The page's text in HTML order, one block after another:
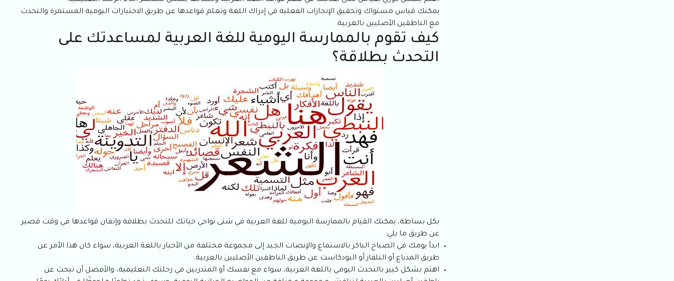
يمكنك قياس مستواك وتحقيق الإنجازات الفعلية في إدراك اللغة وتعلم قواعدها عن طريق الاختبارات اليومية المستمرة والتحدث
مع الناطقين الأصليين بالعربية.
كيف تقوم بالممارسة اليومية للغة العربية لمساعدتك على
التحدث بطلاقة؟
بكل بساطة، يمكنك القيام بالممارسة اليومية للغة العربية في شتى نواحي حياتك للتحدث بطلاقة وإتقان قواعدها في وقت قصير
عن طريق ما يلي:
ابدأ يومك في الصباح الباكر بالاستماع والإنصات الجيد إلى مجموعة مختلفة من الأخبار باللغة العربية، سواء كان هذا الأمر عن
طريق المذياع أو التلفاز أو البودكاست عن طريق الناطقين الأصليين بالعربية.
اهتم بشكل كبير بالتحدث اليومي باللغة العربية، سواء مع نفسك أو المتدربين في رحلتك التعليمية، والأفضل أن تبحث عن